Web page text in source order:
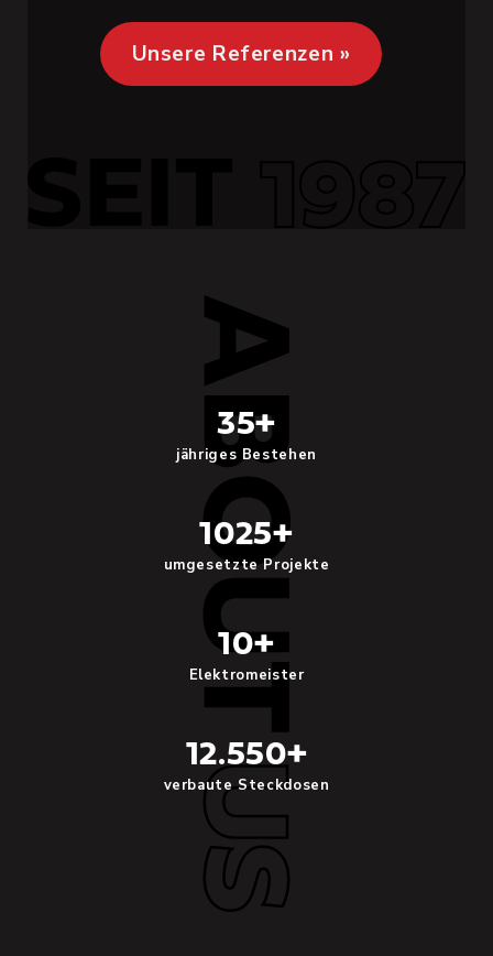
Unsere Referenzen »
35+
jähriges Bestehen
1025+
umgesetzte Projekte
10+
Elektromeister
12.550+
verbaute Steckdosen